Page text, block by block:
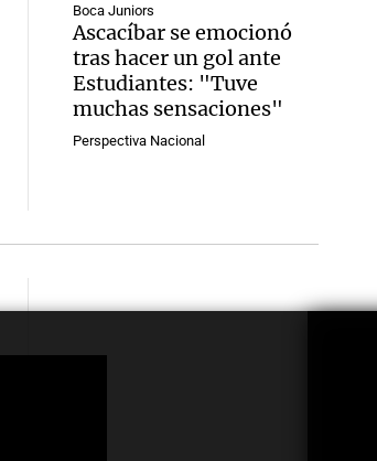
Boca Juniors
Ascacíbar se emocionó
tras hacer un gol ante
Estudiantes: "Tuve
muchas sensaciones"
Perspectiva Nacional